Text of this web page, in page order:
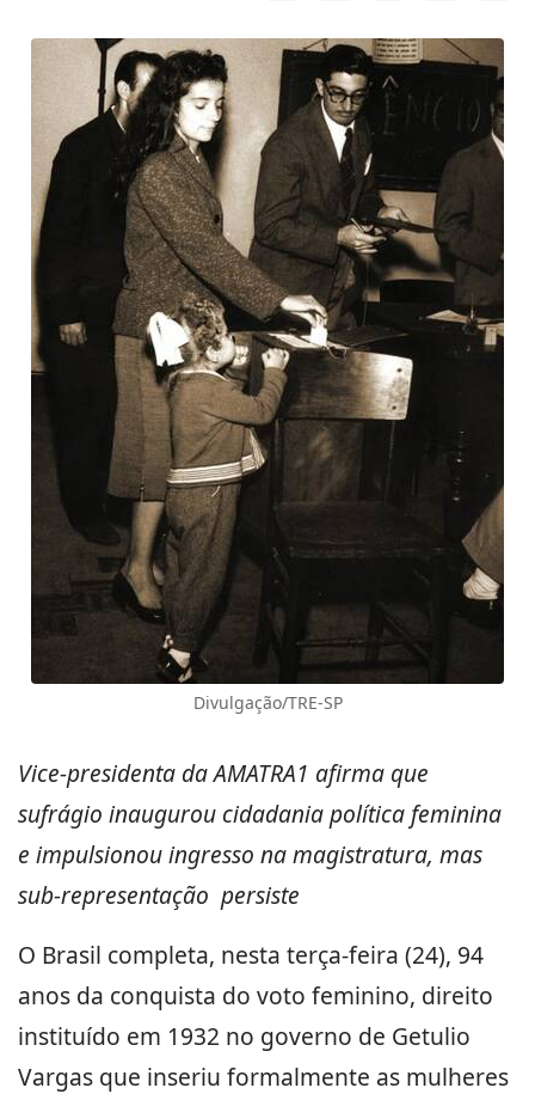
Divulgação/TRE-SP
Vice-presidenta da AMATRA1 afirma que
sufrágio inaugurou cidadania política feminina
e impulsionou ingresso na magistratura, mas
sub-representação persiste
O Brasil completa, nesta terça-feira (24), 94
anos da conquista do voto feminino, direito
instituído em 1932 no governo de Getulio
Vargas que inseriu formalmente as mulheres